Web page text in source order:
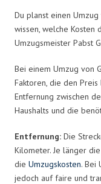
Du planst einen
wissen, welche Kosten
Umzugsmeister Pabst
Bei einem Umzug von
Faktoren, die den
Entfernung zwischen
Haushalts und die
Entfernung: Die
Kilometer. Je länger
die Umzugskosten. Bei
jedoch auf faire und